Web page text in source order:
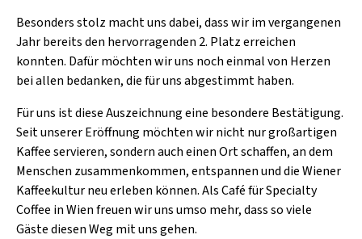
Besonders stolz macht uns dabei, dass wir im vergangenen
Jahr bereits den hervorragenden 2. Platz erreichen
konnten. Dafür möchten wir uns noch einmal von Herzen
bei allen bedanken, die für uns abgestimmt haben.
Für uns ist diese Auszeichnung eine besondere Bestätigung.
Seit unserer Eröffnung möchten wir nicht nur großartigen
Kaffee servieren, sondern auch einen Ort schaffen, an dem
Menschen zusammenkommen, entspannen und die Wiener
Kaffeekultur neu erleben können. Als Café für Specialty
Coffee in Wien freuen wir uns umso mehr, dass so viele
Gäste diesen Weg mit uns gehen.